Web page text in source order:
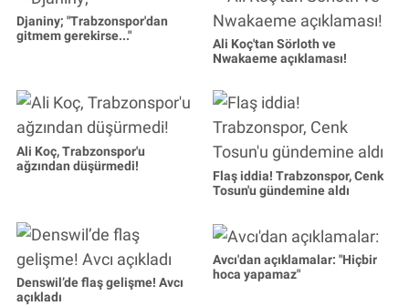
Djaniny; "Trabzonspor'dan
gitmem gerekirse..."
Ali Koç'tan Sörloth ve
Nwakaeme açıklaması!
Ali Koç, Trabzonspor'u
ağzından düşürmedi!
Flaş iddia! Trabzonspor, Cenk
Tosun'u gündemine aldı
Denswil’de flaş gelişme! Avcı
açıkladı
Avcı'dan açıklamalar: "Hiçbir
hoca yapamaz"